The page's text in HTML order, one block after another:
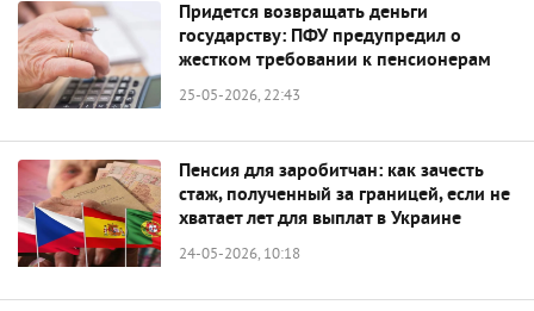
Придется возвращать деньги
государству: ПФУ предупредил о
жестком требовании к пенсионерам
25-05-2026, 22:43
Пенсия для заробитчан: как зачесть
стаж, полученный за границей, если не
хватает лет для выплат в Украине
24-05-2026, 10:18